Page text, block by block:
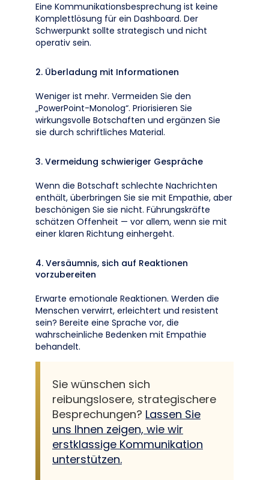
Eine Kommunikationsbesprechung ist keine
Komplettlösung für ein Dashboard. Der
Schwerpunkt sollte strategisch und nicht
operativ sein.
2. Überladung mit Informationen
Weniger ist mehr. Vermeiden Sie den
„PowerPoint-Monolog“. Priorisieren Sie
wirkungsvolle Botschaften und ergänzen Sie
sie durch schriftliches Material.
3. Vermeidung schwieriger Gespräche
Wenn die Botschaft schlechte Nachrichten
enthält, überbringen Sie sie mit Empathie, aber
beschönigen Sie sie nicht. Führungskräfte
schätzen Offenheit — vor allem, wenn sie mit
einer klaren Richtung einhergeht.
4. Versäumnis, sich auf Reaktionen
vorzubereiten
Erwarte emotionale Reaktionen. Werden die
Menschen verwirrt, erleichtert und resistent
sein? Bereite eine Sprache vor, die
wahrscheinliche Bedenken mit Empathie
behandelt.
Sie wünschen sich
reibungslosere, strategischere
Besprechungen? Lassen Sie
uns Ihnen zeigen, wie wir
erstklassige Kommunikation
unterstützen.